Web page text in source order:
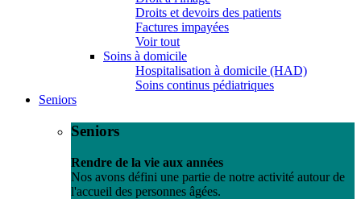
Droits et devoirs des patients
Factures impayées
Voir tout
Soins à domicile
Hospitalisation à domicile (HAD)
Soins continus pédiatriques
Seniors
Seniors
Rendre de la vie aux années
Nos avons défini une partie de notre activité autour de
l'accueil des personnes âgées.